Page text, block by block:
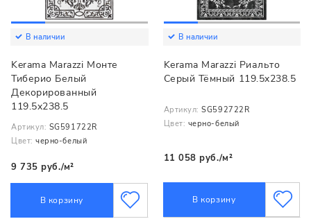
В наличии
Kerama Marazzi Монте
Тиберио Белый
Декорированный
119.5x238.5
Артикул: SG591722R
Цвет: черно-белый
9 735 руб./м²
В корзину
В наличии
Kerama Marazzi Риальто
Серый Тёмный 119.5x238.5
Артикул: SG592722R
Цвет: черно-белый
11 058 руб./м²
В корзину